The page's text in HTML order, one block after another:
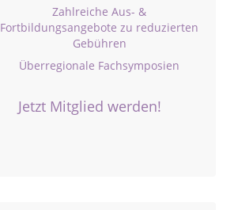
Zahlreiche Aus- &
Fortbildungsangebote zu reduzierten
Gebühren
Überregionale Fachsymposien
Jetzt Mitglied werden!